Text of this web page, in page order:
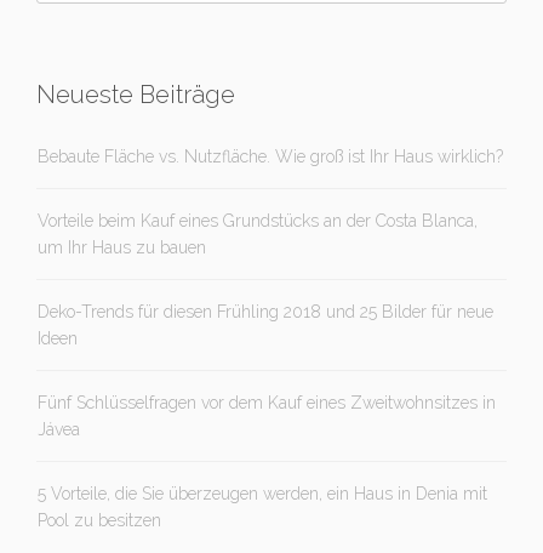
Neueste Beiträge
Bebaute Fläche vs. Nutzfläche. Wie groß ist Ihr Haus wirklich?
Vorteile beim Kauf eines Grundstücks an der Costa Blanca,
um Ihr Haus zu bauen
Deko-Trends für diesen Frühling 2018 und 25 Bilder für neue
Ideen
Fünf Schlüsselfragen vor dem Kauf eines Zweitwohnsitzes in
Jávea
5 Vorteile, die Sie überzeugen werden, ein Haus in Denia mit
Pool zu besitzen